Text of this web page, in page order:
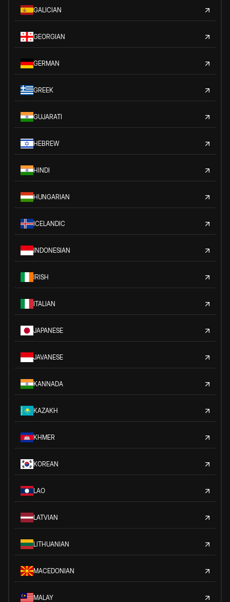
GALICIAN
GEORGIAN
GERMAN
GREEK
GUJARATI
HEBREW
HINDI
HUNGARIAN
ICELANDIC
INDONESIAN
IRISH
ITALIAN
JAPANESE
JAVANESE
KANNADA
KAZAKH
KHMER
KOREAN
LAO
LATVIAN
LITHUANIAN
MACEDONIAN
MALAY